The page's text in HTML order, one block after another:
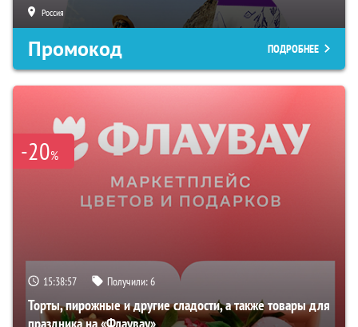
Россия
Промокод ПОДРОБНЕЕ
-20%
15:38:56 Получили:6
Торты, пирожные и другие сладости, а также товары для